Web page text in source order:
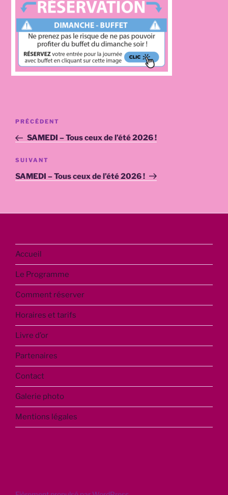
Navigation
l’article
Article
précédent
PRÉCÉDENT
SAMEDI – Tous ceux de l’été 2026 !
Article
suivant
SUIVANT
SAMEDI – Tous ceux de l’été 2026 !
Accueil
Le Programme
Comment réserver
Horaires et tarifs
Livre d’or
Partenaires
Contact
Galerie photo
Mentions légales